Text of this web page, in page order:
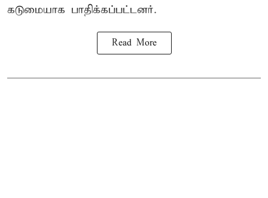
கடுமையாக பாதிக்கப்பட்டனர்.
Read More